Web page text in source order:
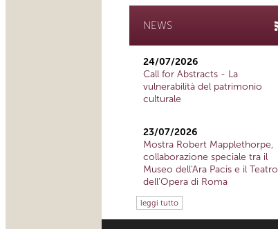
NEWS
24/07/2026
Call for Abstracts - La
vulnerabilità del patrimonio
culturale
23/07/2026
Mostra Robert Mapplethorpe,
collaborazione speciale tra il
Museo dell'Ara Pacis e il Teatro
dell'Opera di Roma
leggi tutto